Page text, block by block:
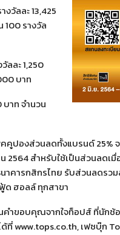
วัลละ 13,425
100 รางวัล
ลละ 1,250
บาท
าท จำนวน
ปองส่วนลดทั้งแบรนด์ 25%
2564 สำหรับใช้เป็นส่วนลดเ
คารกสิกรไทย รับส่วนลดรว
ด ฮอลล์ ทุกสาขา
ขอบคุณจากใจท็อปส์ ที่นักช้อ
ที่ www.tops.co.th, เฟซบุ๊ก